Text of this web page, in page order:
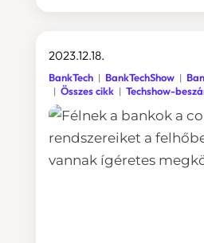
2023.12.18.
BankTech BankTechShow
Összes cikk
Techshow-